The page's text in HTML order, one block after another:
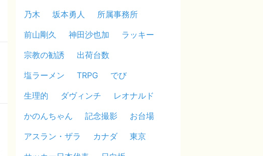
乃木
坂本勇人
所属事務所
前山剛久
神田沙也加
ラッキー
宗教の勧誘
出荷台数
塩ラーメン
TRPG
でび
生理的
ダヴィンチ
レオナルド
かのんちゃん
記念撮影
お台場
アスラン・ザラ
カナダ
東京